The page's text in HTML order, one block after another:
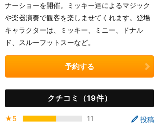
ナーショーを開催。ミッキー達によるマジック
や楽器演奏で観客を楽しませてくれます。登場
キャラクターは、ミッキー、ミニー、ドナル
ド、スルーフットスーなど。
予約する
クチコミ（19件）
投稿
★5
11